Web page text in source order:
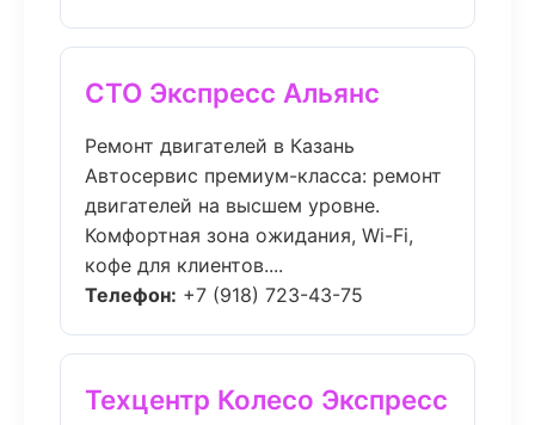
СТО Экспресс Альянс
Ремонт двигателей в Казань
Автосервис премиум-класса: ремонт
двигателей на высшем уровне.
Комфортная зона ожидания, Wi-Fi,
кофе для клиентов....
Телефон: +7 (918) 723-43-75
Техцентр Колесо Экспресс